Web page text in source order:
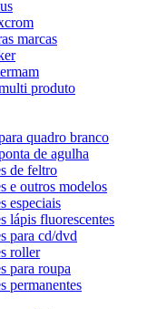
marcas
produto
quadro branco
de agulha
de feltro
e outros modelos
especiais
lápis fluorescentes
para cd/dvd
roller
para roupa
permanentes